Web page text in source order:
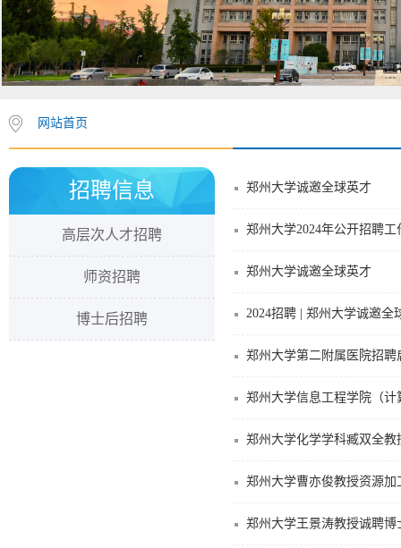
网站首页
招聘信息
高层次人才招聘
师资招聘
博士后招聘
郑州大学­诚邀全球英才
郑州大学2024年公开招聘
郑州大学诚邀全球英才
2024招聘 | 郑州大学诚邀全
郑州大学第二附属医院招聘
郑州大学信息工程学院（
郑州大学化学学科臧双全
郑州大学曹亦俊教授资源
郑州大学王景涛教授诚聘博